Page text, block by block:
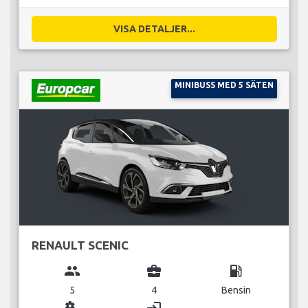
VISA DETALJER...
MINIBUSS MED 5 SÄTEN
RENAULT SCENIC
group
5
business_center
4
local_gas_station
Bensin